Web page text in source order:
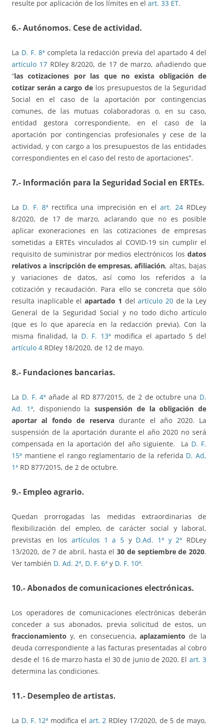
resulte por aplicación de los límites en el art. 33 ET.
6.- Autónomos. Cese de actividad.
La D. F. 8ªcompleta la redacción previa del apartado 4 del
artículo 17RDley 8/2020, de 17 de marzo, añadiendo que
“las cotizaciones por las que no exista obligación de
cotizar serán a cargo de los presupuestos de la Seguridad
Social en el caso de la aportación por contingencias
comunes, de las mutuas colaboradoras o, en su caso,
entidad gestora correspondiente, en el caso de la
aportación por contingencias profesionales y cese de la
actividad, y con cargo a los presupuestos de las entidades
correspondientes en el caso del resto de aportaciones”.
7.- Información para la Seguridad Social en ERTEs.
La D. F. 8ªrectifica una imprecisión en elart. 24RDLey
8/2020, de 17 de marzo, aclarando que no es posible
aplicar exoneraciones en las cotizaciones de empresas
sometidas a ERTEs vinculados al COVID-19 sin cumplir el
requisito de suministrar por medios electrónicos los datos
relativos a inscripción de empresas, afiliación, altas, bajas
y variaciones de datos, así como los referidos a la
cotización y recaudación. Para ello se concreta que sólo
resulta inaplicable elapartado 1 delartículo 20de la Ley
General de la Seguridad Social y no todo dicho artículo
(que es lo que aparecía en la redacción previa). Con la
misma finalidad, la D. F. 13ªmodifica el apartado 5 del
artículo 4 RDley 18/2020, de 12 de mayo.
8.- Fundaciones bancarias.
La D. F. 4ª añade al RD 877/2015, de 2 de octubre una D.
Ad. 1ª, disponiendo la suspensión de la obligación de
aportar al fondo de reservadurante el año 2020. La
suspensión de la aportación durante el año 2020 no será
compensada en la aportación del año siguiente. La D. F.
15ª mantiene el rango reglamentario de la referida D. Ad,
1ª RD 877/2015, de 2 de octubre.
9.- Empleo agrario.
Quedan prorrogadas las medidas extraordinarias de
flexibilización del empleo, de carácter social y laboral,
previstas en los artículos 1 a 5 y D.Ad. 1ª y 2ª RDLey
13/2020, de 7 de abril, hasta el30 de septiembre de 2020.
Ver también D. Ad. 2ª, D. F. 6ª y D. F. 10ª.
10.- Abonados de comunicaciones electrónicas.
Los operadores de comunicaciones electrónicas deberán
conceder a sus abonados, previa solicitud de estos, un
fraccionamiento y, en consecuencia,aplazamiento de la
deuda correspondiente a las facturas presentadas al cobro
desde el 16 de marzo hasta el 30 de junio de 2020. El art. 3
determina las condiciones.
11.- Desempleo de artistas.
La D. F. 12ª modifica el art. 2 RDley 17/2020, de 5 de mayo,